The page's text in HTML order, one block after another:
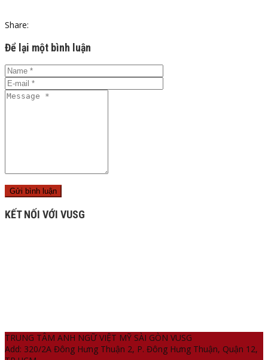
Share:
Để lại một bình luận
KẾT NỐI VỚI VUSG
TRUNG TÂM ANH NGỮ VIỆT MỸ SÀI GÒN VUSG
Add: 320/2A Đông Hưng Thuận 2, P. Đông Hưng Thuận, Quận 12,